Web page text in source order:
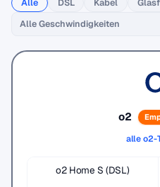
Alle DSL Kabel
o2
alle o2-
o2 Home S (DSL)